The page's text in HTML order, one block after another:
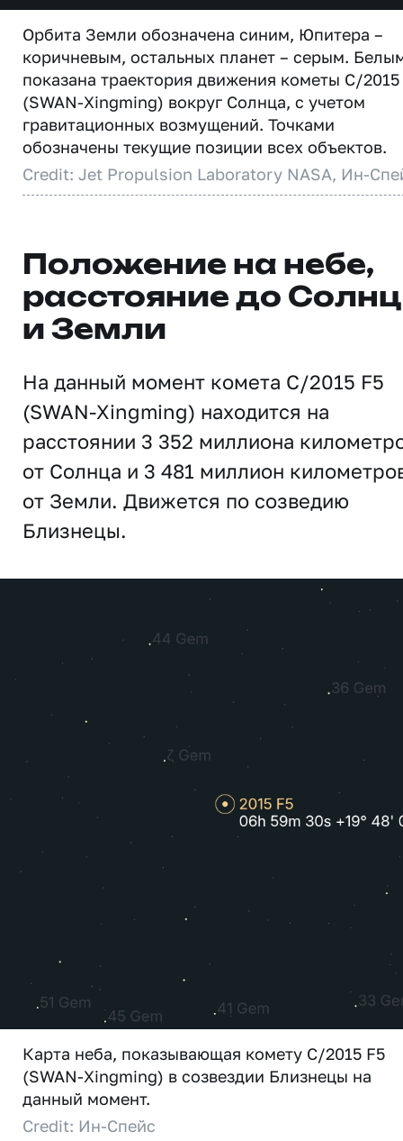
Орбита Земли обозначена синим, Юпитера –
коричневым, остальных планет – серым.
показана траектория движения кометы C/2015
(SWAN-Xingming) вокруг Солнца, с учетом
гравитационных возмущений. Точками
обозначены текущие позиции всех объектов.
Credit: Jet Propulsion Laboratory NASA, Ин-
Положение на небе,
расстояние до
и Земли
На данный момент комета C/2015 F5
(SWAN-Xingming) находится на
расстоянии 3 352 миллиона
от Солнца и 3 481 миллион
от Земли. Движется по созведию
Близнецы.
Карта неба, показывающая комету C/2015 F5
(SWAN-Xingming) в созвездии Близнецы на
данный момент.
Credit: Ин-Спейс